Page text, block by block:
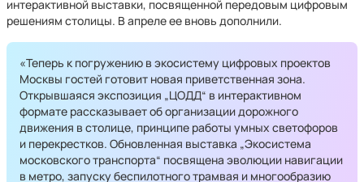
интерактивной выставки, посвященной передовым цифровым
решениям столицы. В апреле ее вновь дополнили.
«Теперь к погружению в экосистему цифровых проектов
Москвы гостей готовит новая приветственная зона.
Открывшаяся экспозиция „ЦОДД“ в интерактивном
формате рассказывает об организации дорожного
движения в столице, принципе работы умных светофоров
и перекрестков. Обновленная выставка „Экосистема
московского транспорта“ посвящена эволюции навигации
в метро, запуску беспилотного трамвая и многообразию